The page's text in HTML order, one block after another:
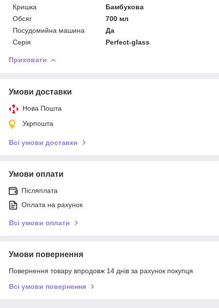
Кришка
Бамбукова
Обсяг
700 мл
Посудомийна машина
Да
Серія
Perfect-glass
Приховати
Умови доставки
Нова Пошта
Укрпошта
Всі умови доставки
Умови оплати
Післяплата
Оплата на рахунок
Всі умови оплати
Умови повернення
Повернення товару впродовж 14 днів за рахунок покупця
Всі умови повернення